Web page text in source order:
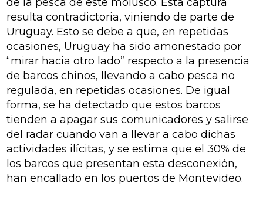
resulta contradictoria, viniendo de parte de
Uruguay. Esto se debe a que, en repetidas
ocasiones, Uruguay ha sido amonestado por
“mirar hacia otro lado” respecto a la presencia
de barcos chinos, llevando a cabo pesca no
regulada, en repetidas ocasiones. De igual
forma, se ha detectado que estos barcos
tienden a apagar sus comunicadores y salirse
del radar cuando van a llevar a cabo dichas
actividades ilícitas, y se estima que el 30% de
los barcos que presentan esta desconexión,
han encallado en los puertos de Montevideo.